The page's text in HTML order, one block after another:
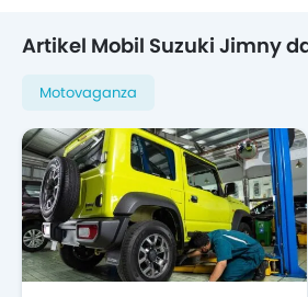
Artikel Mobil Suzuki Jimny
Motovaganza